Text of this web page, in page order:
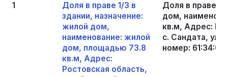
1
Доля в праве 1/3 в
здании, назначение:
жилой дом,
наименование: жилой
дом, площадью 73.8
кв.м, Адрес:
Ростовская область,
Доля в праве 1/
дом,
кв.м, Адрес:
с. Сандата, ул.
номер: